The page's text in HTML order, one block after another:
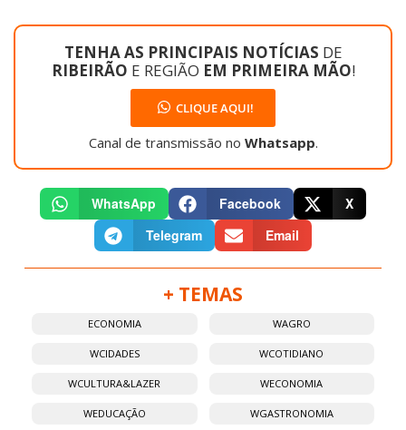
TENHA AS PRINCIPAIS NOTÍCIAS DE
RIBEIRÃO E REGIÃO EM PRIMEIRA MÃO!
CLIQUE AQUI!
Canal de transmissão no Whatsapp.
WhatsApp Facebook
X
Telegram
Email
+ TEMAS
ECONOMIA WAGRO
WCIDADES WCOTIDIANO
WCULTURA&LAZER WECONOMIA
WEDUCAÇÃO WGASTRONOMIA